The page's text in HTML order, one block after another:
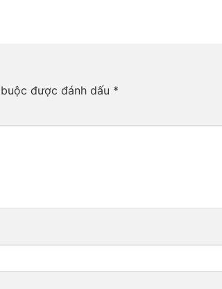
được đánh dấu *